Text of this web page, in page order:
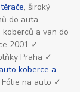
, široký
do auta,
koberců a van do
2001 ✓
Praha ✓
koberce a
na auto ✓